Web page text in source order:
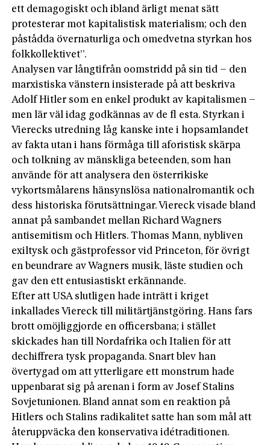
ett demagogiskt och ibland ärligt menat sätt
protesterar mot kapitalistisk materialism; och den
påstådda övernaturliga och omedvetna styrkan hos
folkkollektivet”.
Analysen var långtifrån oomstridd på sin tid – den
marxistiska vänstern insisterade på att beskriva
Adolf Hitler som en enkel produkt av kapitalismen –
men lär väl idag godkännas av de fl esta. Styrkan i
Vierecks utredning låg kanske inte i hopsamlandet
av fakta utan i hans förmåga till aforistisk skärpa
och tolkning av mänskliga beteenden, som han
använde för att analysera den österrikiske
vykortsmålarens hänsynslösa nationalromantik och
dess historiska förutsättningar. Viereck visade bland
annat på sambandet mellan Richard Wagners
antisemitism och Hitlers. Thomas Mann, nybliven
exiltysk och gästprofessor vid Princeton, för övrigt
en beundrare av Wagners musik, läste studien och
gav den ett entusiastiskt erkännande.
Efter att USA slutligen hade inträtt i kriget
inkallades Viereck till militärtjänstgöring. Hans fars
brott omöjliggjorde en officersbana; i stället
skickades han till Nordafrika och Italien för att
dechiffrera tysk propaganda. Snart blev han
övertygad om att ytterligare ett monstrum hade
uppenbarat sig på arenan i form av Josef Stalins
Sovjetunionen. Bland annat som en reaktion på
Hitlers och Stalins radikalitet satte han som mål att
återuppväcka den konservativa idétraditionen.